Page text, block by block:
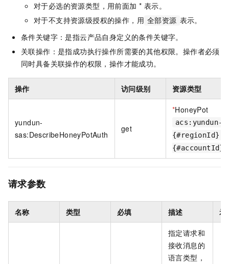
对于必选的资源类型，用前面加 * 表示。
对于不支持资源级授权的操作，用 全部资源 表示。
条件关键字：是指云产品自身定义的条件关键字。
关联操作：是指成功执行操作所需要的其他权限。操作者必须
同时具备关联操作的权限，操作才能成功。
操作 访问级别 资源类型
yundun-
sas:DescribeHoneyPotAuth
get
*HoneyPot
acs:yundun-
{#regionId}:
请求参数
名称 类型 必填 描述 示
指定请求和
接收消息的
语言类型，